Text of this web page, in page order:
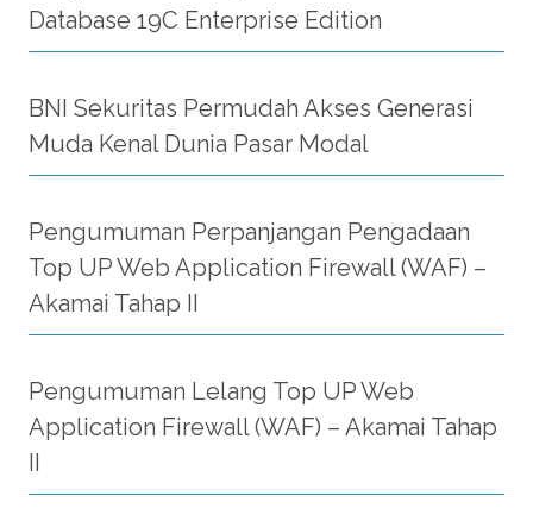
Database 19C Enterprise Edition
BNI Sekuritas Permudah Akses Generasi
Muda Kenal Dunia Pasar Modal
Pengumuman Perpanjangan Pengadaan
Top UP Web Application Firewall (WAF) –
Akamai Tahap II
Pengumuman Lelang Top UP Web
Application Firewall (WAF) – Akamai Tahap
II